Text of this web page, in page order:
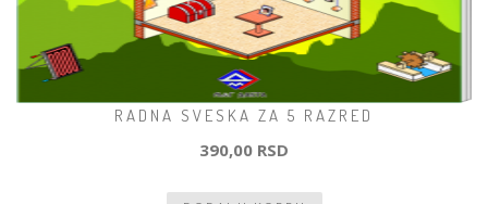
RADNA SVESKA ZA 5 RAZRED
390,00 RSD